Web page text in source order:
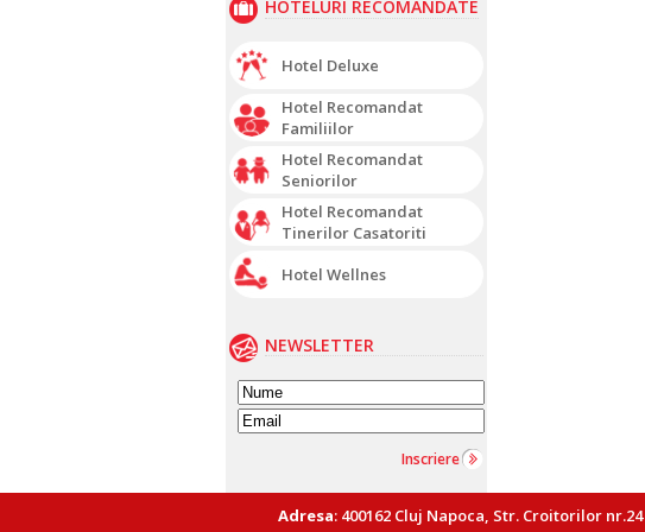
HOTELURI RECOMANDATE
Hotel Deluxe
Hotel Recomandat
Familiilor
Hotel Recomandat
Seniorilor
Hotel Recomandat
Tinerilor Casatoriti
Hotel Wellnes
NEWSLETTER
Inscriere
Adresa: 400162 Cluj Napoca, Str. Croitorilor nr.24